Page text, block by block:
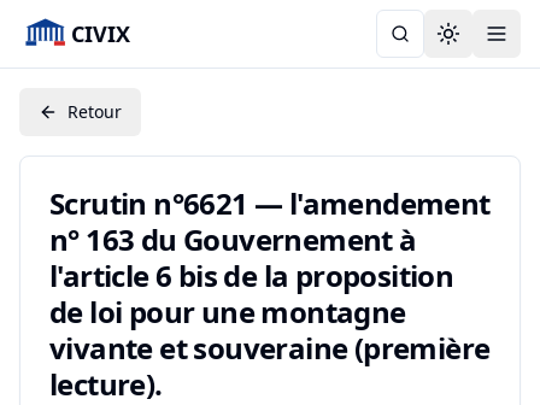
CIVIX Toggle
Retour
Scrutin n°6621 — l'amendement
n° 163 du Gouvernement à
l'article 6 bis de la proposition
de loi pour une montagne
vivante et souveraine (première
lecture).